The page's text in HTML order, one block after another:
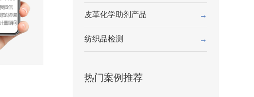
皮革化学助剂产品 →
纺织品检测 →
热门案例推荐